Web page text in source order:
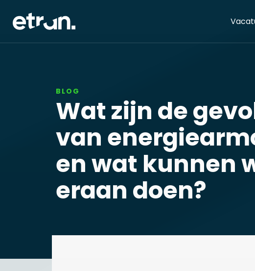
BLOG
Wat zijn de
van
en wat kunnen
eraan doen?